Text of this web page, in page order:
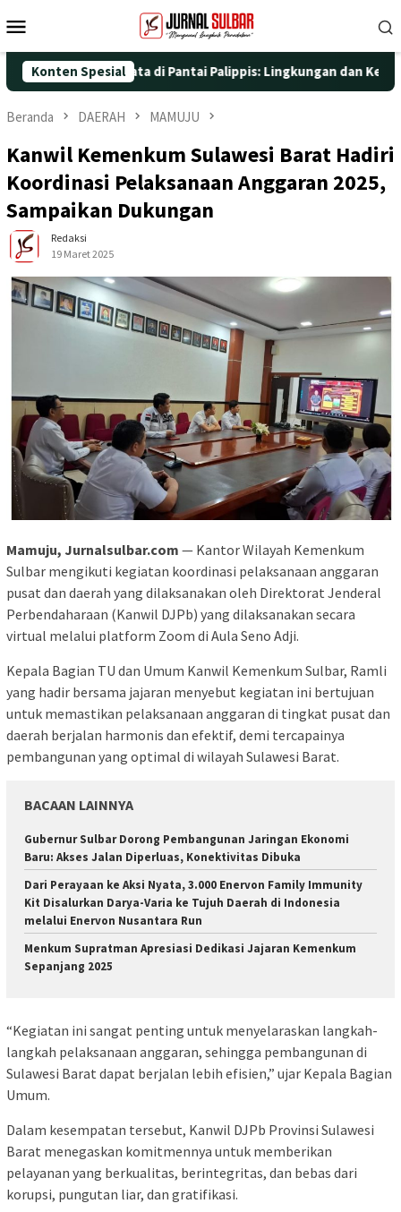
ke
Mobile
Konten Spesial
Aksi Nyata di Pantai Palippis: Lingkungan dan Kesehatan
Beranda DAERAH MAMUJU
Kanwil Kemenkum Sulawesi Barat Hadiri
Koordinasi Pelaksanaan Anggaran 2025,
Sampaikan Dukungan
Redaksi
19 Maret 2025
Mamuju, Jurnalsulbar.com — Kantor Wilayah Kemenkum
Sulbar mengikuti kegiatan koordinasi pelaksanaan anggaran
pusat dan daerah yang dilaksanakan oleh Direktorat Jenderal
Perbendaharaan (Kanwil DJPb) yang dilaksanakan secara
virtual melalui platform Zoom di Aula Seno Adji.
Kepala Bagian TU dan Umum Kanwil Kemenkum Sulbar, Ramli
yang hadir bersama jajaran menyebut kegiatan ini bertujuan
untuk memastikan pelaksanaan anggaran di tingkat pusat dan
daerah berjalan harmonis dan efektif, demi tercapainya
pembangunan yang optimal di wilayah Sulawesi Barat.
BACAAN LAINNYA
Gubernur Sulbar Dorong Pembangunan Jaringan Ekonomi
Baru: Akses Jalan Diperluas, Konektivitas Dibuka
Dari Perayaan ke Aksi Nyata, 3.000 Enervon Family Immunity
Kit Disalurkan Darya-Varia ke Tujuh Daerah di Indonesia
melalui Enervon Nusantara Run
Menkum Supratman Apresiasi Dedikasi Jajaran Kemenkum
Sepanjang 2025
“Kegiatan ini sangat penting untuk menyelaraskan langkah-
langkah pelaksanaan anggaran, sehingga pembangunan di
Sulawesi Barat dapat berjalan lebih efisien,” ujar Kepala Bagian
Umum.
Dalam kesempatan tersebut, Kanwil DJPb Provinsi Sulawesi
Barat menegaskan komitmennya untuk memberikan
pelayanan yang berkualitas, berintegritas, dan bebas dari
korupsi, pungutan liar, dan gratifikasi.